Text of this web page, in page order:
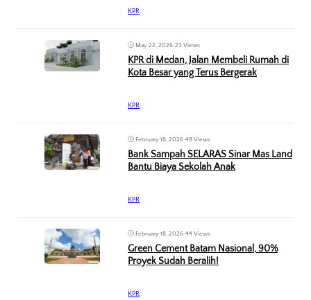
KPR
May 22, 2026•23 Views
KPR di Medan, Jalan Membeli Rumah di
Kota Besar yang Terus Bergerak
KPR
February 18, 2026•48 Views
Bank Sampah SELARAS Sinar Mas Land
Bantu Biaya Sekolah Anak
KPR
February 18, 2026•44 Views
Green Cement Batam Nasional, 90%
Proyek Sudah Beralih!
KPR